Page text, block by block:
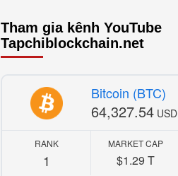
Tham gia kênh YouTube
Tapchiblockchain.net
Bitcoin (BTC)
64,327.54 USD
RANK
1
MARKET CAP
$1.29 T